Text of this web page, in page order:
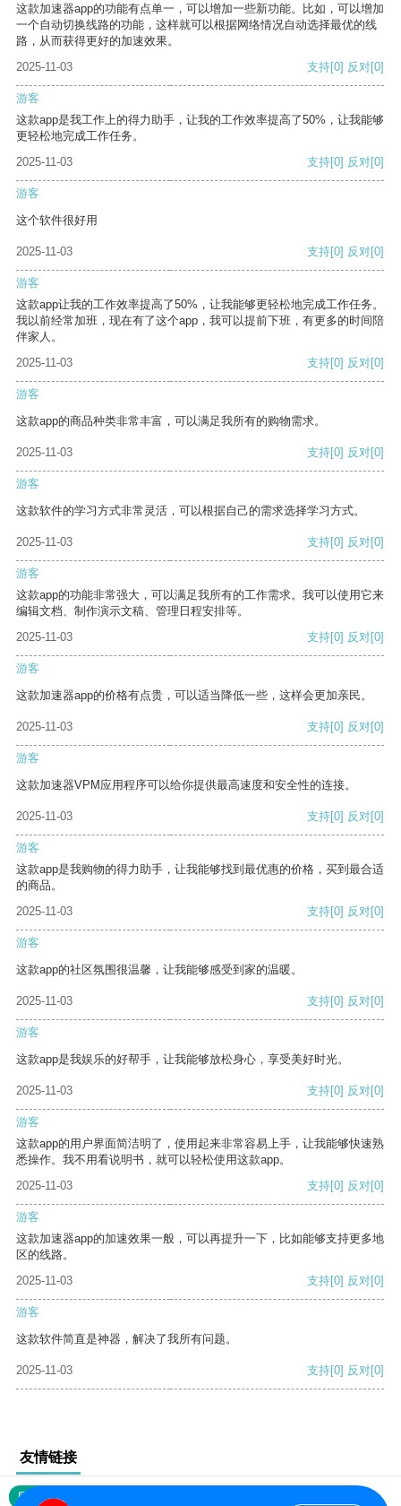
这款加速器app的功能有点单一，可以增加一些新功能。比如，可以增加
一个自动切换线路的功能，这样就可以根据网络情况自动选择最优的线
路，从而获得更好的加速效果。
2025-11-03
支持[0] 反对[0]
游客
这款app是我工作上的得力助手，让我的工作效率提高了50%，让我能够
更轻松地完成工作任务。
2025-11-03
支持[0] 反对[0]
游客
这个软件很好用
2025-11-03 支持[0] 反对[0]
游客
这款app让我的工作效率提高了50%，让我能够更轻松地完成工作任务。
我以前经常加班，现在有了这个app，我可以提前下班，有更多的时间陪
伴家人。
2025-11-03
支持[0] 反对[0]
游客
这款app的商品种类非常丰富，可以满足我所有的购物需求。
2025-11-03 支持[0] 反对[0]
游客
这款软件的学习方式非常灵活，可以根据自己的需求选择学习方式。
2025-11-03 支持[0] 反对[0]
游客
这款app的功能非常强大，可以满足我所有的工作需求。我可以使用它来
编辑文档、制作演示文稿、管理日程安排等。
2025-11-03
支持[0] 反对[0]
游客
这款加速器app的价格有点贵，可以适当降低一些，这样会更加亲民。
2025-11-03 支持[0] 反对[0]
游客
这款加速器VPM应用程序可以给你提供最高速度和安全性的连接。
2025-11-03 支持[0] 反对[0]
游客
这款app是我购物的得力助手，让我能够找到最优惠的价格，买到最合适
的商品。
2025-11-03
支持[0] 反对[0]
游客
这款app的社区氛围很温馨，让我能够感受到家的温暖。
2025-11-03 支持[0] 反对[0]
游客
这款app是我娱乐的好帮手，让我能够放松身心，享受美好时光。
2025-11-03 支持[0] 反对[0]
游客
这款app的用户界面简洁明了，使用起来非常容易上手，让我能够快速熟
悉操作。我不用看说明书，就可以轻松使用这款app。
2025-11-03
支持[0] 反对[0]
游客
这款加速器app的加速效果一般，可以再提升一下，比如能够支持更多地
区的线路。
2025-11-03
支持[0] 反对[0]
游客
这款软件简直是神器，解决了我所有问题。
2025-11-03 支持[0] 反对[0]
友情链接
网站地图